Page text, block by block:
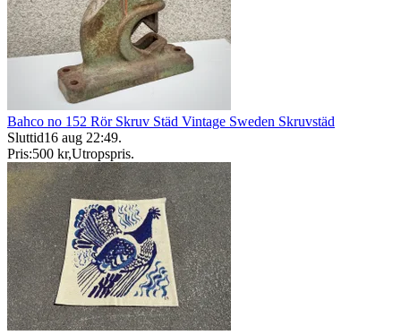
Bahco no 152 Rör Skruv Städ Vintage Sweden Skruvstäd
Sluttid16 aug 22:49.
Pris:500 kr,Utropspris.